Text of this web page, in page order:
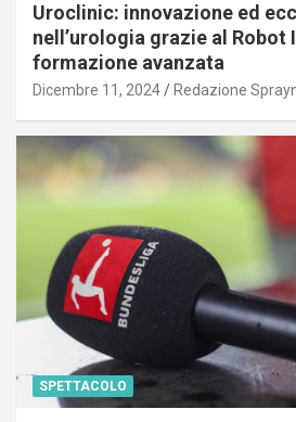
Uroclinic: innovazione ed
nell’urologia grazie al Robot
formazione avanzata
Dicembre 11, 2024 Redazione
SPETTACOLO